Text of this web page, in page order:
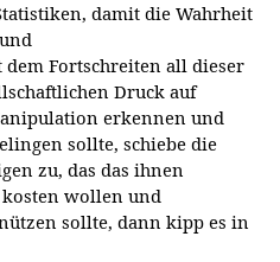
damit die Wahrheit
Fortschreiten all dieser
Druck auf
erkennen und
sollte, schiebe die
zu, das das ihnen
wollen und
sollte, dann kipp es in